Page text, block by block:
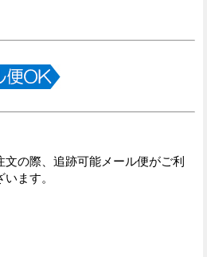
の際、追跡可能メール便がご利
ます。